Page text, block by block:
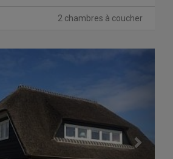
2 chambres à coucher